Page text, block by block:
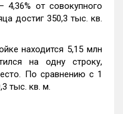
от совокупного
достиг 350,3 тыс. кв.
находится 5,15 млн
на одну строку,
По сравнению с 1
тыс. кв. м.